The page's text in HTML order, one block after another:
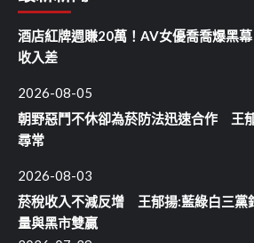
酒店紅牌週賺20萬！AV女優喬喬爆黑
收入差
2026-08-05
朝野惡鬥不休卻為菸防法迅速合作 王
尋常
2026-08-03
菸稅收入不減反增 王郁揚:藍綠白三黨
量與黑市雙贏